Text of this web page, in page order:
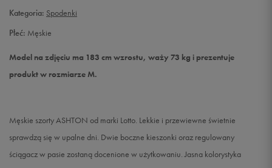
Kategoria: Spodenki
Płeć: Męskie
Model na zdjęciu ma 183 cm wzrostu, waży 73 kg i prezentuje
produkt w rozmiarze M.
Męskie szorty ASHTON od marki Lotto. Lekkie i przewiewne świetnie
sprawdzą się w upalne dni. Dwie boczne kieszonki oraz regulowany
ściągacz w pasie zostaną docenione w użytkowaniu. Jasna kolorystyka